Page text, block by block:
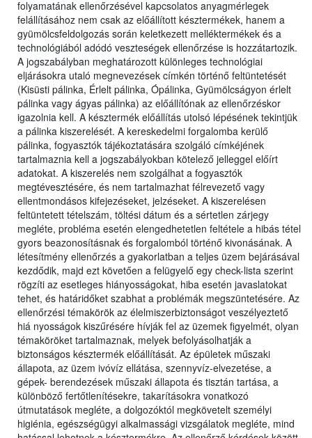
folyamatának ellenőrzésével kapcsolatos anyagmérlegek
felállításához nem csak az előállított késztermékek, hanem a
gyümölcsfeldolgozás során keletkezett melléktermékek és a
technológiából adódó veszteségek ellenőrzése is hozzátartozik.
A jogszabályban meghatározott különleges technológiai
eljárásokra utaló megnevezések címkén történő feltüntetését
(Kisüsti pálinka, Érlelt pálinka, Ópálinka, Gyümölcságyon érlelt
pálinka vagy ágyas pálinka) az előállítónak az ellenőrzéskor
igazolnia kell. A késztermék előállítás utolsó lépésének tekintjük
a pálinka kiszerelését. A kereskedelmi forgalomba kerülő
pálinka, fogyasztók tájékoztatására szolgáló címkéjének
tartalmaznia kell a jogszabályokban kötelező jelleggel előírt
adatokat. A kiszerelés nem szolgálhat a fogyasztók
megtévesztésére, és nem tartalmazhat félrevezető vagy
ellentmondásos kifejezéseket, jelzéseket. A kiszerelésen
feltüntetett tételszám, töltési dátum és a sértetlen zárjegy
megléte, probléma esetén elengedhetetlen feltétele a hibás tétel
gyors beazonosításnak és forgalomból történő kivonásának. A
létesítmény ellenőrzés a gyakorlatban a teljes üzem bejárásával
kezdődik, majd ezt követően a felügyelő egy check-lista szerint
rögzíti az esetleges hiányosságokat, hiba esetén javaslatokat
tehet, és határidőket szabhat a problémák megszüntetésére. Az
ellenőrzési témakörök az élelmiszerbiztonságot veszélyeztető
hiá nyosságok kiszűrésére hívják fel az üzemek figyelmét, olyan
témaköröket tartalmaznak, melyek befolyásolhatják a
biztonságos késztermék előállítását. Az épületek műszaki
állapota, az üzem ivóvíz ellátása, szennyvíz-elvezetése, a
gépek- berendezések műszaki állapota és tisztán tartása, a
különböző fertőtlenítésekre, takarításokra vonatkozó
útmutatások megléte, a dolgozóktól megkövetelt személyi
higiénia, egészségügyi alkalmassági vizsgálatok megléte, mind